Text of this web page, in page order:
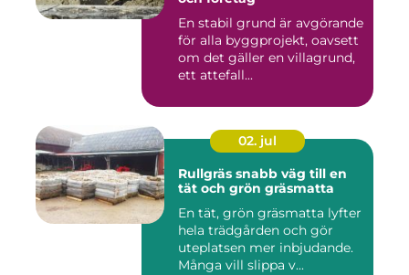
En stabil grund är avgörande
för alla byggprojekt, oavsett
om det gäller en villagrund,
ett attefall...
02. jul
Rullgräs snabb väg till en
tät och grön gräsmatta
En tät, grön gräsmatta lyfter
hela trädgården och gör
uteplatsen mer inbjudande.
Många vill slippa v...